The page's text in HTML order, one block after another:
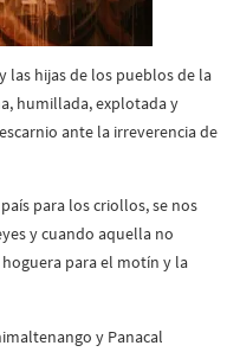
las hijas de los pueblos de la
humillada, explotada y
ante la irreverencia de
para los criollos, se nos
y cuando aquella no
para el motín y la
y Panacal